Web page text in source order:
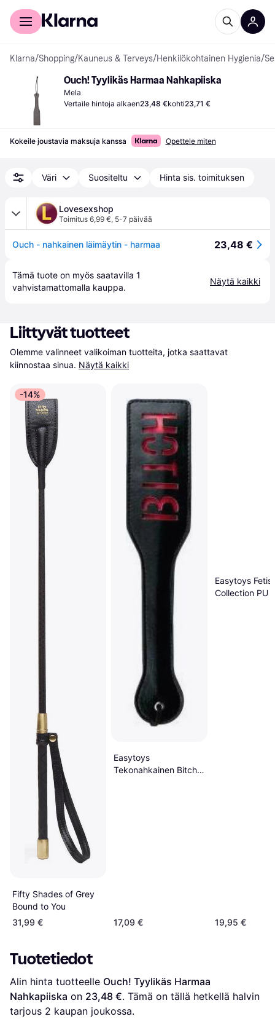
Kuluttajille
Klarna/Shopping/Kauneus & Terveys/Henkilökohtainen Hygienia/
Ouch! Tyylikäs Harmaa Nahkapiiska
Mela
Vertaile hintoja alkaen23,48 €kohti23,71 €
Kokeile joustavia maksuja kanssa Opettele miten
Väri Suositeltu Hinta sis. toimituksen
Lovesexshop
Toimitus 6,99 €, 5-7 päivää
Ouch - nahkainen läimäytin - harmaa 23,48 €
Tämä tuote on myös saatavilla 1
vahvistamattomalla kauppa.
Näytä kaikki
Liittyvät tuotteet
Olemme valinneet valikoiman tuotteita, jotka saattavat
kiinnostaa sinua. Näytä kaikki
-14%
Fifty Shades of Grey
Bound to You
31,99 €
Easytoys
Tekonahkainen Bitch
17,09 €
Easytoys
Collection PU
19,95 €
Tuotetiedot
Alin hinta tuotteelle Ouch! Tyylikäs Harmaa
Nahkapiiska on 23,48 €. Tämä on tällä hetkellä halvin
tarjous 2 kaupan joukossa.